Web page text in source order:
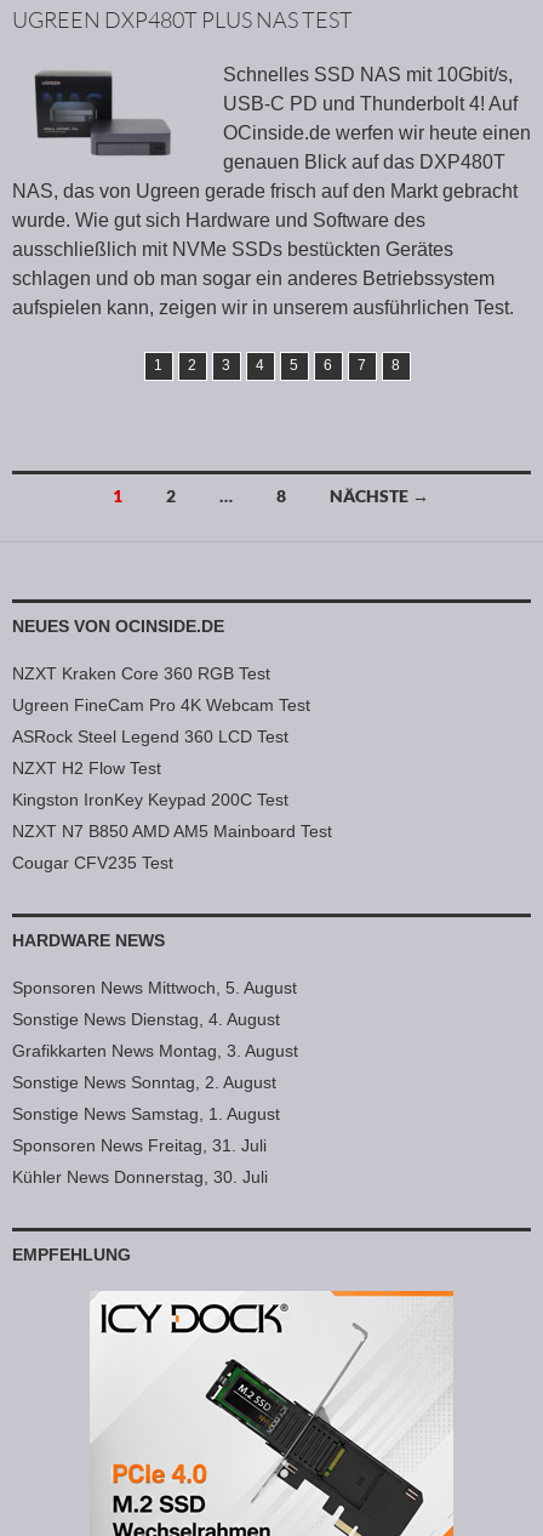
UGREEN DXP480T PLUS NAS TEST
Schnelles SSD NAS mit 10Gbit/s,
USB-C PD und Thunderbolt 4! Auf
OCinside.de werfen wir heute einen
genauen Blick auf das DXP480T
NAS, das von Ugreen gerade frisch auf den Markt gebracht
wurde. Wie gut sich Hardware und Software des
ausschließlich mit NVMe SSDs bestückten Gerätes
schlagen und ob man sogar ein anderes Betriebssystem
aufspielen kann, zeigen wir in unserem ausführlichen Test.
1 2 3 4 5 6 7 8
1 2 … 8 NÄCHSTE →
NEUES VON OCINSIDE.DE
NZXT Kraken Core 360 RGB Test
Ugreen FineCam Pro 4K Webcam Test
ASRock Steel Legend 360 LCD Test
NZXT H2 Flow Test
Kingston IronKey Keypad 200C Test
NZXT N7 B850 AMD AM5 Mainboard Test
Cougar CFV235 Test
HARDWARE NEWS
Sponsoren News Mittwoch, 5. August
Sonstige News Dienstag, 4. August
Grafikkarten News Montag, 3. August
Sonstige News Sonntag, 2. August
Sonstige News Samstag, 1. August
Sponsoren News Freitag, 31. Juli
Kühler News Donnerstag, 30. Juli
EMPFEHLUNG